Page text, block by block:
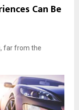
Can Be
far from the